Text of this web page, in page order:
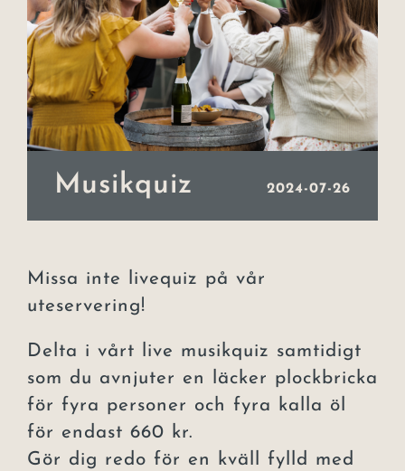
Event
Julbord
Lars Lerin
Uppleva
Om hotellet
Kontakt
Musikquiz 2024-07-26
Missa inte livequiz på vår
uteservering!
Delta i vårt live musikquiz samtidigt
som du avnjuter en läcker plockbricka
för fyra personer och fyra kalla öl
för endast 660 kr.
Gör dig redo för en kväll fylld med